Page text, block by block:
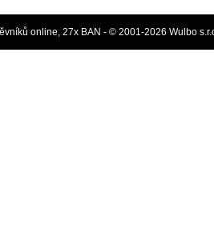
online, 27x BAN - © 2001-2026 Wulbo